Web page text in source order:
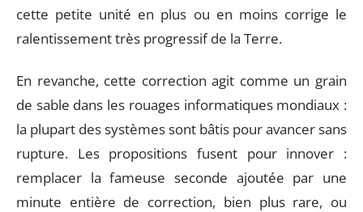
cette petite unité en plus ou en moins corrige le
ralentissement très progressif de la Terre.
En revanche, cette correction agit comme un grain
de sable dans les rouages informatiques mondiaux :
la plupart des systèmes sont bâtis pour avancer sans
rupture. Les propositions fusent pour innover :
remplacer la fameuse seconde ajoutée par une
minute entière de correction, bien plus rare, ou